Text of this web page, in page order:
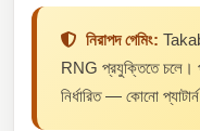
নিরাপদ গেমিং:
RNG প্রযুক্তিতে চলে।
নির্ধারিত — কোনো